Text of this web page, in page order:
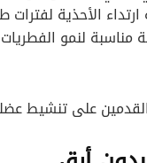
الأحذية لفترات
لنمو
على تنشيط